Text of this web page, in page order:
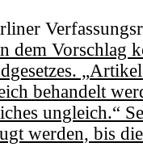
dem Vorschlag
behandelt
ungleich.“
werden, bis